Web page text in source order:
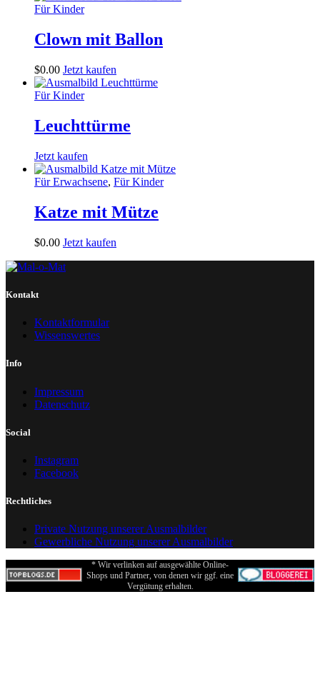
Für Kinder
Clown mit Ballon
$0.00 Jetzt kaufen
Für Kinder
Leuchttürme
Jetzt kaufen
Für Erwachsene, Für Kinder
Katze mit Mütze
$0.00 Jetzt kaufen
Kontakt
Kontaktformular
Wissenswertes
Info
Impressum
Datenschutz
Social
Instagram
Facebook
Rechtliches
Private Nutzung unserer Ausmalbilder
Gewerbliche Nutzung unserer Ausmalbilder
* Wir verlinken auf ausgewählte Online-
Shops und Partner, von denen wir ggf. eine
Vergütung erhalten.